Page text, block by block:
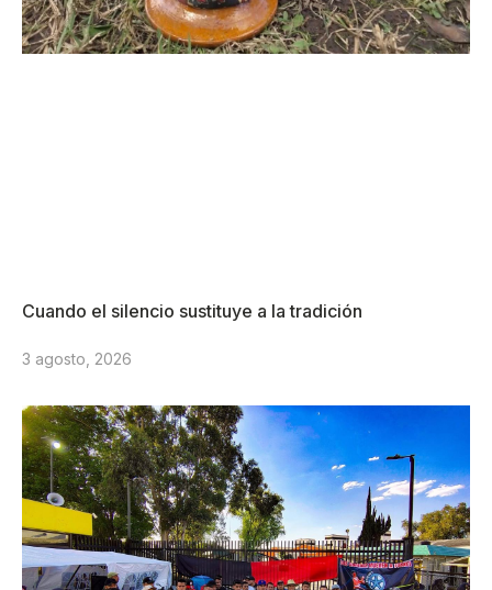
Cuando el silencio sustituye a la tradición
3 agosto, 2026